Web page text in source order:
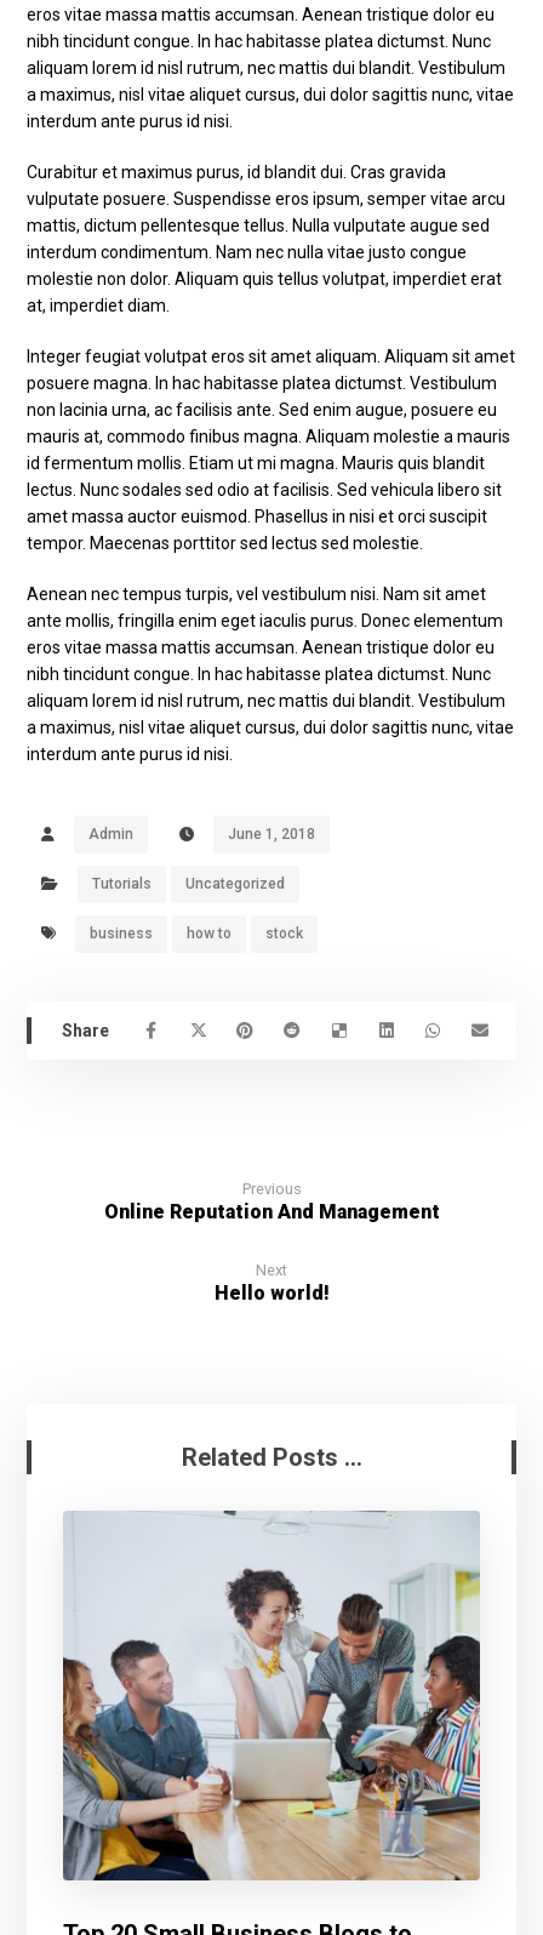
eros vitae massa mattis accumsan. Aenean tristique dolor eu
nibh tincidunt congue. In hac habitasse platea dictumst. Nunc
aliquam lorem id nisl rutrum, nec mattis dui blandit. Vestibulum
a maximus, nisl vitae aliquet cursus, dui dolor sagittis nunc, vitae
interdum ante purus id nisi.
Curabitur et maximus purus, id blandit dui. Cras gravida
vulputate posuere. Suspendisse eros ipsum, semper vitae arcu
mattis, dictum pellentesque tellus. Nulla vulputate augue sed
interdum condimentum. Nam nec nulla vitae justo congue
molestie non dolor. Aliquam quis tellus volutpat, imperdiet erat
at, imperdiet diam.
Integer feugiat volutpat eros sit amet aliquam. Aliquam sit amet
posuere magna. In hac habitasse platea dictumst. Vestibulum
non lacinia urna, ac facilisis ante. Sed enim augue, posuere eu
mauris at, commodo finibus magna. Aliquam molestie a mauris
id fermentum mollis. Etiam ut mi magna. Mauris quis blandit
lectus. Nunc sodales sed odio at facilisis. Sed vehicula libero sit
amet massa auctor euismod. Phasellus in nisi et orci suscipit
tempor. Maecenas porttitor sed lectus sed molestie.
Aenean nec tempus turpis, vel vestibulum nisi. Nam sit amet
ante mollis, fringilla enim eget iaculis purus. Donec elementum
eros vitae massa mattis accumsan. Aenean tristique dolor eu
nibh tincidunt congue. In hac habitasse platea dictumst. Nunc
aliquam lorem id nisl rutrum, nec mattis dui blandit. Vestibulum
a maximus, nisl vitae aliquet cursus, dui dolor sagittis nunc, vitae
interdum ante purus id nisi.
Admin June 1, 2018
Tutorials Uncategorized
business how to stock
Previous
Online Reputation And Management
Next
Hello world!
Related Posts ...